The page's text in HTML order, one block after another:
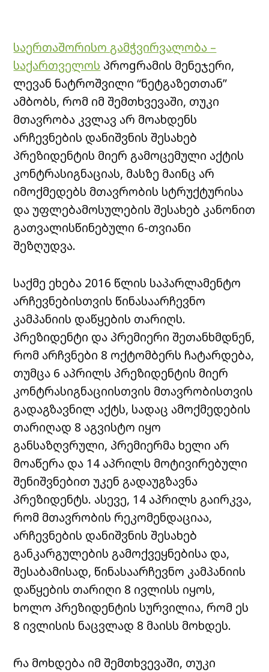
საერთაშორისო გამჭვირვალობა –
საქართველოს პროgრამის მენეჯერი,
ლევან ნატროშვილი “ნეტგაზეთთან”
ამბობს, რომ იმ შემთხვევაში, თუკი
მთავრობა კვლავ არ მოახდენს
არჩევნების დანიშვნის შესახებ
პრეზიდენტის მიერ გამოცემული აქტის
კონტრასიგნაციას, მასზე მაინც არ
იმოქმედებს მთავრობის სტრუქტურისა
და უფლებამოსულების შესახებ კანონით
გათვალისწინებული 6-თვიანი
შეზღუდვა.
საქმე ეხება 2016 წლის საპარლამენტო
არჩევნებისთვის წინასაარჩევნო
კამპანიის დაწყების თარიღს.
პრეზიდენტი და პრემიერი შეთანხმდნენ,
რომ არჩვნები 8 ოქტომბერს ჩატარდება,
თუმცა 6 აპრილს პრეზიდენტის მიერ
კონტრასიგნაციისთვის მთავრობისთვის
გადაგზავნილ აქტს, სადაც ამოქმედების
თარიღად 8 აგვისტო იყო
განსაზღვრული, პრემიერმა ხელი არ
მოაწერა და 14 აპრილს მოტივირებული
შენიშვნებით უკენ გადაუგზავნა
პრეზიდენტს. ასევე, 14 აპრილს გაირკვა,
რომ მთავრობის რეკომენდაციაა,
არჩევნების დანიშვნის შესახებ
განკარგულების გამოქვეყნებისა და,
შესაბამისად, წინასაარჩევნო კამპანიის
დაწყების თარიღი 8 ივლისს იყოს,
ხოლო პრეზიდენტის სურვილია, რომ ეს
8 ივლისის ნაცვლად 8 მაისს მოხდეს.
რა მოხდება იმ შემთხვევაში, თუკი